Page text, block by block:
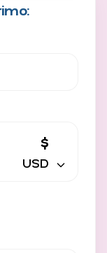
$
USD